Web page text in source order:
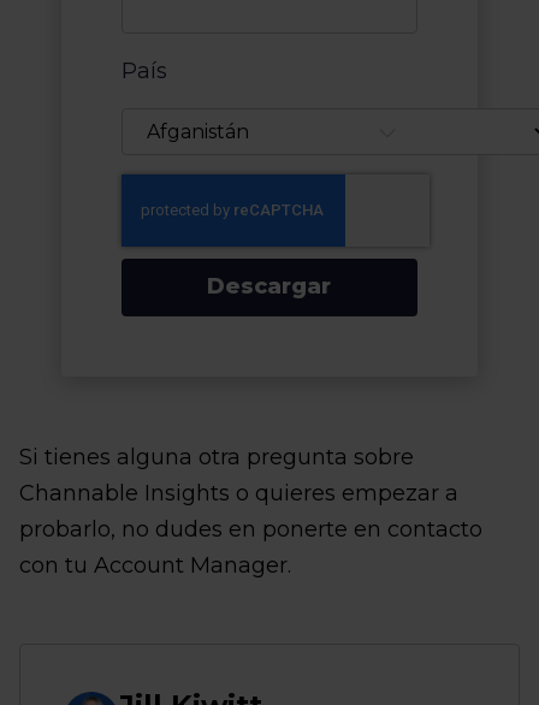
País
Descargar
Si tienes alguna otra pregunta sobre
Channable Insights o quieres empezar a
probarlo, no dudes en ponerte en contacto
con tu Account Manager.